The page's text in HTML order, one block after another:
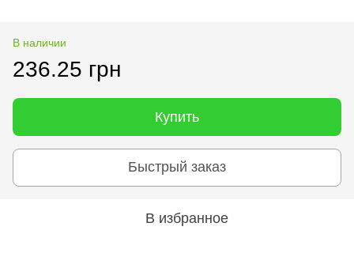
В наличии
236.25 грн
Купить
Быстрый заказ
В избранное